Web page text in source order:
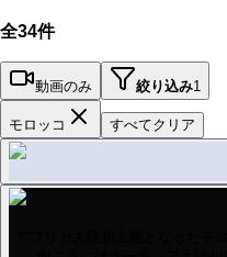
全34件
動画のみ 絞り込み1
モロッコ すべてクリア